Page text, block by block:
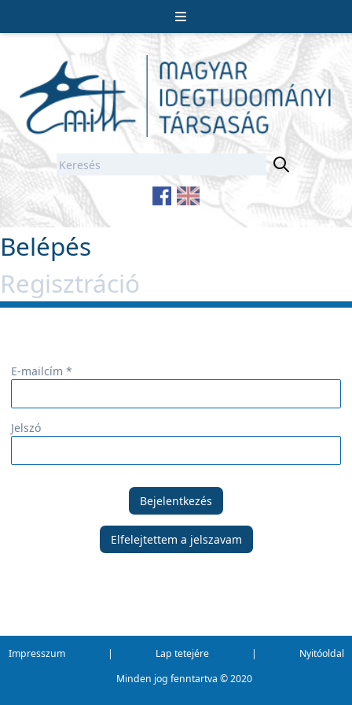
Belépés
Regisztráció
E-mailcím *
Jelszó
Bejelentkezés
Elfelejtettem a jelszavam
Impresszum | Lap tetejére |
Nyitóoldal
Minden jog fenntartva ©2020